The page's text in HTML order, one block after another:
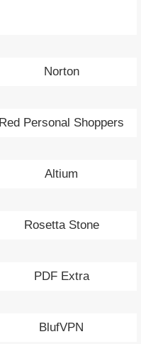
Norton
Red Personal Shoppers
Altium
Rosetta Stone
PDF Extra
BlufVPN